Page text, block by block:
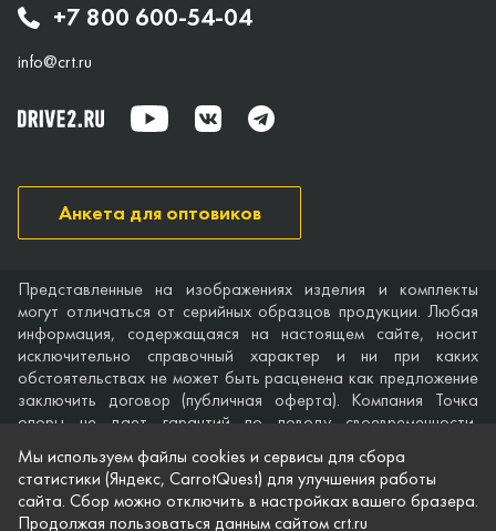
+7 800 600-54-04
info@crt.ru
Анкета для оптовиков
Представленные на изображениях изделия и комплекты
могут отличаться от серийных образцов продукции. Любая
информация, содержащаяся на настоящем сайте, носит
исключительно справочный характер и ни при каких
обстоятельствах не может быть расценена как предложение
заключить договор (публичная оферта). Компания Точка
опоры не дает гарантий по поводу своевременности,
точности и полноты информации на веб-сайте, а также по
поводу беспрепятственного доступа к нему в любое время.
Технические характеристики и комплектация изделий,
указанные на сайте, приведены для примера и могут быть
Мы используем файлы cookies и сервисы для сбора
статистики (Яндекс, CarrotQuest) для улучшения работы
сайта. Сбор можно отключить в настройках вашего бразера.
Продолжая пользоваться данным сайтом crt.ru